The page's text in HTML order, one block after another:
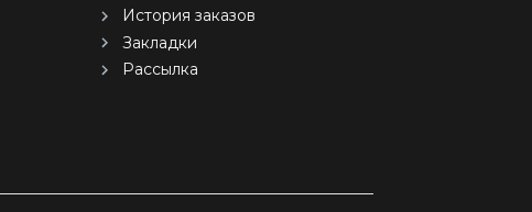
История заказов
Закладки
Рассылка